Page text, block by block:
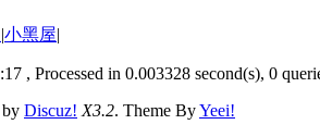
|小黑屋|
, Processed in 0.003328 second(s), 0
Discuz! X3.2. Theme ByYeei!